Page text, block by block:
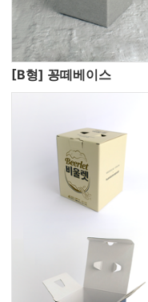
[B형] 꽁떼베이스